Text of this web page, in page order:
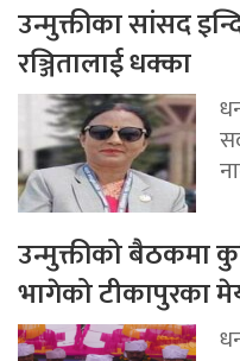
उन्मुक्तीका सांसद
रञ्जितालाई धक्का
उन्मुक्तीको बैठकमा
भागेको टीकापुरका